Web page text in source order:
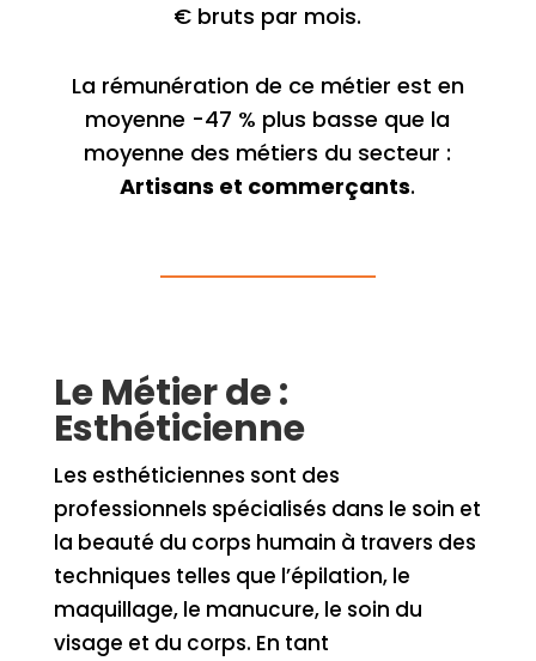
€ bruts par mois.
La rémunération de ce métier est en
moyenne -47 % plus basse que la
moyenne des métiers du secteur :
Artisans et commerçants.
Le Métier de :
Esthéticienne
Les esthéticiennes sont des
professionnels spécialisés dans le soin et
la beauté du corps humain à travers des
techniques telles que l’épilation, le
maquillage, le manucure, le soin du
visage et du corps. En tant